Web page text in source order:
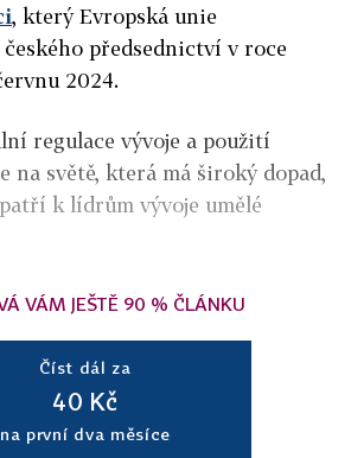
, který Evropská unie
českého předsednictví v roce
2024.
regulace vývoje a použití
na světě, která má široký dopad,
k lídrům vývoje umělé
VÁM JEŠTĚ 90 % ČLÁNKU
Číst dál za
40 Kč
na první dva měsíce